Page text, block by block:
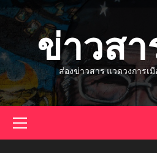
Skip
ข่าวส
ส่องข่าวสาร แวดวงการเ
Menu